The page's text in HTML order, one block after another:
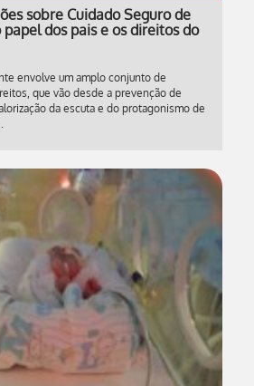
sobre Cuidado Seguro de
papel dos pais e os direitos do
envolve um amplo conjunto de
que vão desde a prevenção de
da escuta e do protagonismo de